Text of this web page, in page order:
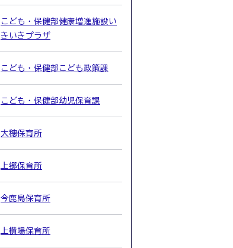
こども・保健部健康増進施設い
きいきプラザ
こども・保健部こども政策課
こども・保健部幼児保育課
大穂保育所
上郷保育所
今鹿島保育所
上横場保育所